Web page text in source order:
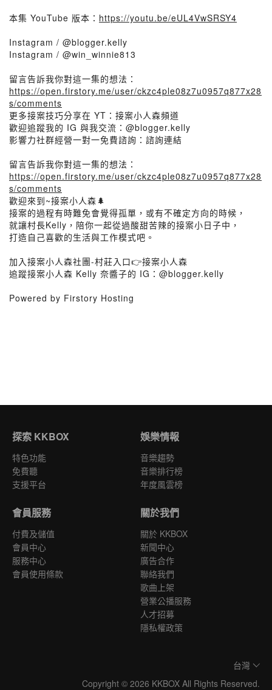
本集 YouTube 版本： https://youtu.be/eUL4VwSRSY4
Instagram / @blogger.kelly
Instagram / @win_winnie813
留言告訴我你對這一集的想法：
https://open.firstory.me/user/ckzc4ple08z7u0957q877x28
s/comments
更多接案技巧分享在 YT：接案小人森頻道
歡迎追蹤我的 IG 與我交流：@blogger.kelly
影響力社群經營一對一免費諮詢：諮詢連結
留言告訴我你對這一集的想法：
https://open.firstory.me/user/ckzc4ple08z7u0957q877x28
s/comments
歡迎來到~接案小人森🌲
接案的過程有時難免會覺得孤單，或有不確定方向的時候，
就讓村長Kelly，陪你一起從過酸甜苦辣的接案小日子中，
打造自己喜歡的生活與工作模式吧。
加入接案小人森社團-村莊入口👉接案小人森
追蹤接案小人森 Kelly 奈醬子的 IG：@blogger.kelly
Powered by Firstory Hosting
探索 KKBOX
特色功能
免費聽
支援平台
娛樂情報
音樂趨勢
音樂排行榜
年度風雲榜
會員服務
付費及儲值
會員中心
服務中心
會員使用條款
關於我們
關於 KKBOX
新聞中心
廣告合作
聯絡我們
歌曲上架
營業公播服務
人才招募
隱私權政策
台灣
Copyright © 2026 KKBOX All Rights Reserved.